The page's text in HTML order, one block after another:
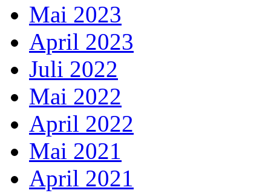
Mai 2023
April 2023
Juli 2022
Mai 2022
April 2022
Mai 2021
April 2021